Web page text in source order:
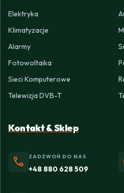
Elektryka
Klimatyzacje
Alarmy
Fotowoltaika
Sieci Komputerowe
Telewizja DVB-T
Kontakt & Sklep
phone ZADZWOŃ DO NAS
+48 880 628 509